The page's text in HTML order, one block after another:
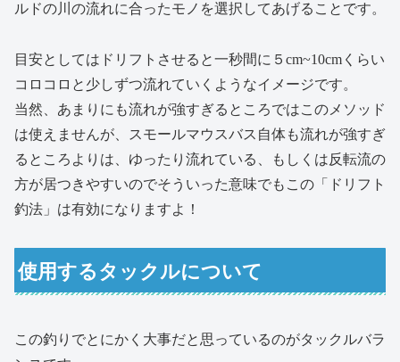
ルドの川の流れに合ったモノを選択してあげることです。
目安としてはドリフトさせると一秒間に５cm~10cmくらい
コロコロと少しずつ流れていくようなイメージです。
当然、あまりにも流れが強すぎるところではこのメソッド
は使えませんが、スモールマウスバス自体も流れが強すぎ
るところよりは、ゆったり流れている、もしくは反転流の
方が居つきやすいのでそういった意味でもこの「ドリフト
釣法」は有効になりますよ！
使用するタックルについて
この釣りでとにかく大事だと思っているのがタックルバラ